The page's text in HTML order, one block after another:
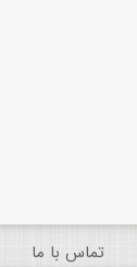
تماس با ما